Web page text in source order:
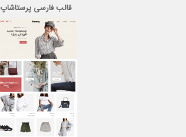
قالب فارسی پرستاشاپ